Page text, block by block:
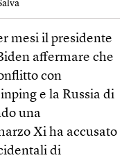
mesi il presidente
affermare che
con
e la Russia di
una
Xi ha accusato
di